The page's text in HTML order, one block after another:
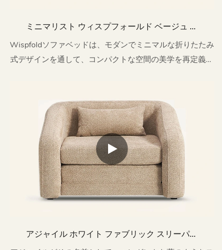
ミニマリスト ウィスプフォールド ベージュ 引
き出し式ソファベッド 2人掛け M184-A
Wispfoldソファベッドは、モダンでミニマルな折りたたみ
式デザインを通して、コンパクトな空間の美学を再定義し
アジャイル ホワイト ファブリック スリーパー